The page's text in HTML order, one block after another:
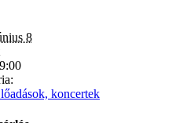
8
koncertek